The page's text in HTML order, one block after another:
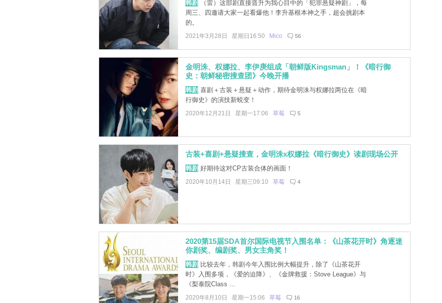
韩剧 （雷）这部剧直接晋升为我心目中的「犯罪悬疑神剧」，每
周三、四邀请大家一起看爆他！李升基根本神之手，超会挑剧本
的。
2021年3月28日 星期日16:50 Mico 56
金明洙、权娜拉、李伊庚组成「朝鲜版Kingsman」！《暗行御
史：朝鲜秘密搜查团》今晚开播
韩剧 喜剧＋古装＋悬疑＋动作，期待金明洙与权娜拉两位在《暗
行御史》的演技新蜕变！
2020年12月21日 星期一17:06 草莓 5
古装+喜剧+悬疑搜查，金明洙x权娜拉《暗行御史》读剧现场公开
韩剧 好期待这对CP古装合体的画面！
2020年10月14日 星期三09:10 草莓 4
2020第15届SDA首尔国际电视节入围名单：《山茶花开时》角逐迷
你剧奖、编剧奖、男女主角奖！
韩剧 比较去年，韩剧今年入围比例大幅提升，除了《山茶花开
时》入围多项，《爱的迫降》、《金牌救援：Stove League》与
《梨泰院Class ...
2020年8月10日 星期一15:06 草莓 16